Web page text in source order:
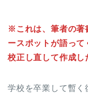
※これは、筆者の著
ースポットが語っ
校正し直して作成し
学校を卒業して暫く